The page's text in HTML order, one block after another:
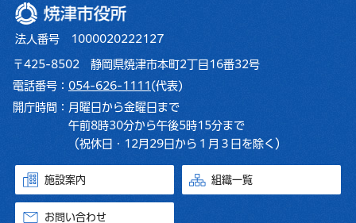
焼津市役所
法人番号 1000020222127
〒425-8502 静岡県焼津市本町2丁目16番32号
電話番号： 054-626-1111 (代表)
開庁時間： 月曜日から金曜日まで
午前8時30分から午後5時15分まで
（祝休日・12月29日から１月３日を除く）
施設案内 組織一覧
お問い合わせ